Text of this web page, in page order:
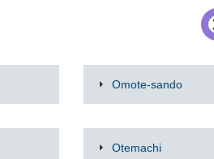
Omote-sando
Otemachi